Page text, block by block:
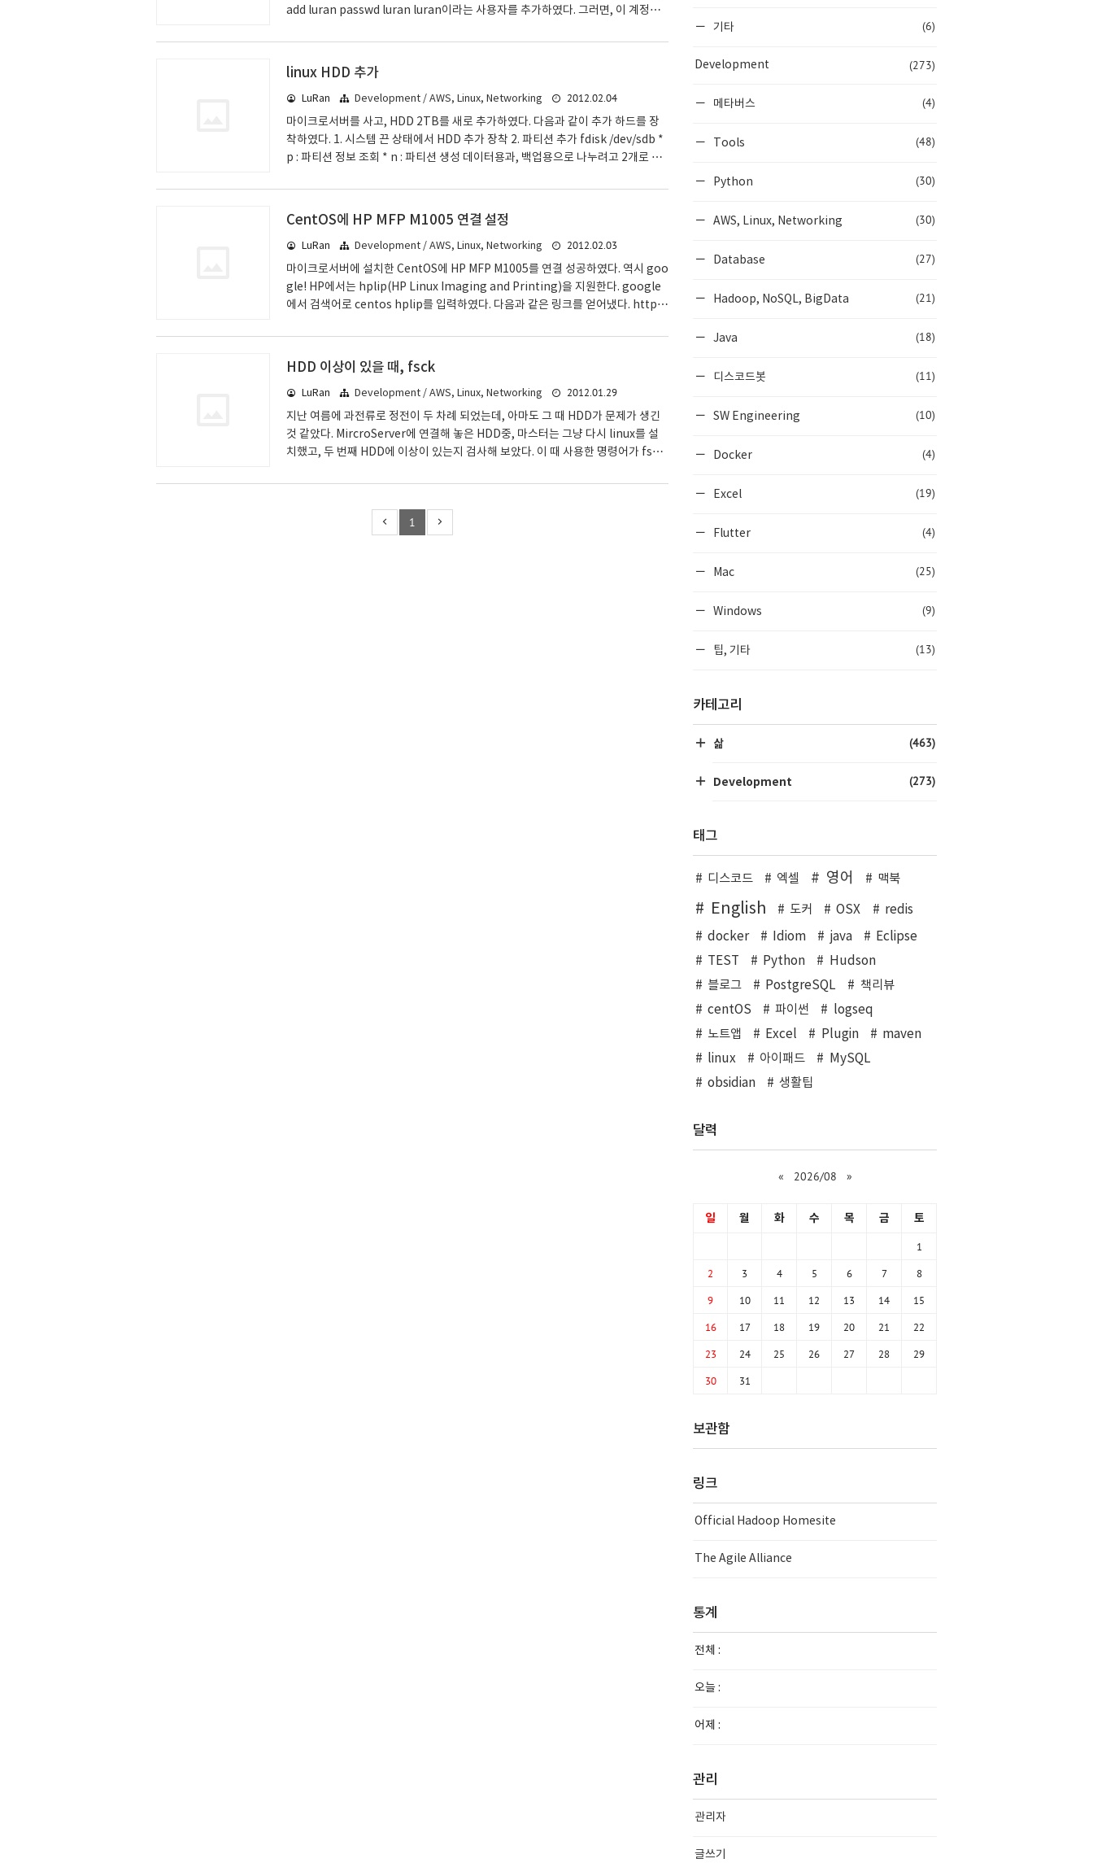
add luran passwd luran luran이라는 사용자를 추가하였다. 그러면, 이 계정은
환경 설정 /etc/samba/smb.conf를 수정하자. workgroup = WORKGROUP h
osts allow = 192.168.1. 으로 설정하였다. 나의 데이터가 있는 곳을 추가해 주었
다. [mydata] comment = my data path = /mnt/data/share public = yes
writa..
linux HDD 추가
LuRan Development / AWS, Linux, Networking
2012.02.04
마이크로서버를 사고, HDD 2TB를 새로 추가하였다. 다음과 같이 추가 하드를 장
착하였다. 1. 시스템 끈 상태에서 HDD 추가 장착 2. 파티션 추가 fdisk /dev/sdb *
p : 파티션 정보 조회 * n : 파티션 생성 데이터용과, 백업용으로 나누려고 2개로 나
ev/sdb로 조회하자. 3. ext3으로 포맷 mkfs -t ext3 /dev/sdb1 mkfs -t ext3 /d
ev/sdb2 4. 마운트 포인트 생성 mkdir -p /mnt/data mkdir -p /mnt/backup
5. 부팅시 자동으로 인식되도록 설정 mount /dev/sdb1 /mnt/data mount /de
v/s..
CentOS에 HP MFP M1005 연결 설정
LuRan Development / AWS, Linux, Networking
2012.02.03
마이크로서버에 설치한 CentOS에 HP MFP M1005를 연결 성공하였다. 역시 goo
gle! HP에서는 hplip(HP Linux Imaging and Printing)을 지원한다. google
에서 검색어로 centos hplip를 입력하였다. 다음과 같은 링크를 얻어냈다. http://
옆의 메뉴에 "Supported Printers"를 선택하여, 입력했다. 프린터 종류까지 선택
하고, 조회하면 http://hplipopensource.com/hplip-web/models/laserjet/
hp_laserjet_m1005.html 지원된다고 하니 아주 기쁘다. :) 프린터를 연결하자.
(..
HDD 이상이 있을 때, fsck
LuRan Development / AWS, Linux, Networking
2012.01.29
지난 여름에 과전류로 정전이 두 차례 되었는데, 아마도 그 때 HDD가 문제가 생긴
것 같았다. MircroServer에 연결해 놓은 HDD중, 마스터는 그냥 다시 linux를 설
치했고, 두 번째 HDD에 이상이 있는지 검사해 보았다. 이 때 사용한 명령어가 fsck
oot@localhost ~]# fsck -TV /dev/sdb1 [/sbin/fsck.ext3 (1) -- /dev/sdb1]
nal data: clean, 8633/65544192 files, 81666168/262146654 bl..
1
기타 (6)
Development (273)
메타버스 (4)
Tools (48)
Python (30)
AWS, Linux, Networking (30)
Database (27)
Hadoop, NoSQL, BigData (21)
Java (18)
디스코드봇 (11)
SW Engineering (10)
Docker (4)
Excel (19)
Flutter (4)
Mac (25)
Windows (9)
팁, 기타 (13)
카테고리
삶 (463)
Development (273)
태그
디스코드 엑셀 영어 맥북
English 도커 OSX
redis
docker
Idiom java
Eclipse
TEST
Python
Hudson
블로그
PostgreSQL
책리뷰
centOS
파이썬
logseq
노트앱
Excel Plugin
maven
linux
아이패드
MySQL
obsidian
생활팁
달력
« 2026/08 »
일 월 화 수 목 금 토
1
2 3 4 5 6 7 8
9 10 11 12 13 14 15
16 17 18 19 20 21 22
23 24 25 26 27 28 29
30 31
보관함
링크
Official Hadoop Homesite
The Agile Alliance
통계
전체 :
오늘 :
어제 :
관리
관리자
글쓰기